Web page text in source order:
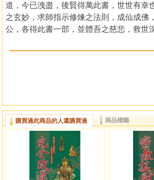
道，今已洩盡，後賢得萬此書，世世有幸
之玄妙，求師指示修煉之法則，成仙成佛
公，各得此書一部，並體吾之慈悲，救世
目錄
丘真人妙訣
上卷
生人生仙說第一
人道說第二
天道論第三
三儖五氣論第四
購買過此商品的人還購買過 商品標籤